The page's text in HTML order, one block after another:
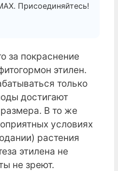
Присоединяйтесь!
за покраснение
этилен.
только
достигают
размера. В то же
условиях
растения
этилена не
не зреют.